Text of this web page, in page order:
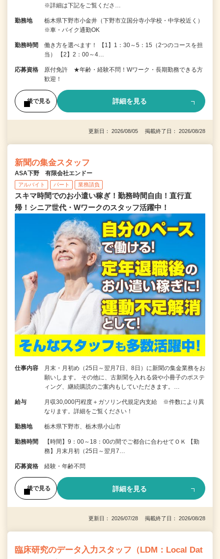
※詳細は下記をご覧くださ…
勤務地
栃木県下野市小金井（下野市立国分寺小学校・中学校近く）
※車・バイク通勤OK
勤務時間
働き方を選べます！ 【1】1：30～5：15（2つのコースを担
当） 【2】2：00～4…
応募資格
原付免許 ★年齢・経験不問！Wワーク・長期勤務できる方
歓迎！
後で見る 詳細を見る
更新日： 2026/08/05 掲載終了日： 2026/08/28
新聞の集金スタッフ
ASA下野 有限会社エンドー
アルバイト パート 業務請負
スキマ時間でのお小遣い稼ぎ！勤務時間自由！直行直
帰！シニア世代・Wワークのスタッフ活躍中！
仕事内容
月末・月初め（25日～翌月7日、8日）に新聞の集金業務をお
願いします。 その他に、古新聞を入れる袋や小冊子のポステ
ィング、継続購読のご案内もしていただきます。…
給与
月収30,000円程度＋ガソリン代規定内支給 ※件数により異
なります。詳細をご覧ください！
勤務地 栃木県下野市、栃木県小山市
勤務時間
【時間】9：00～18：00の間でご都合に合わせてＯＫ 【勤
務】月末月初（25日～翌月7…
応募資格 経験・年齢不問
後で見る 詳細を見る
更新日： 2026/07/28 掲載終了日： 2026/08/28
臨床研究のデータ入力スタッフ（LDM：Local Dat